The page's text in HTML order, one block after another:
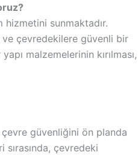
hizmetini sunmaktadır.
ve çevredekilere güvenli bir
malzemelerinin kırılması,
çevre güvenliğini ön planda
sırasında, çevredeki